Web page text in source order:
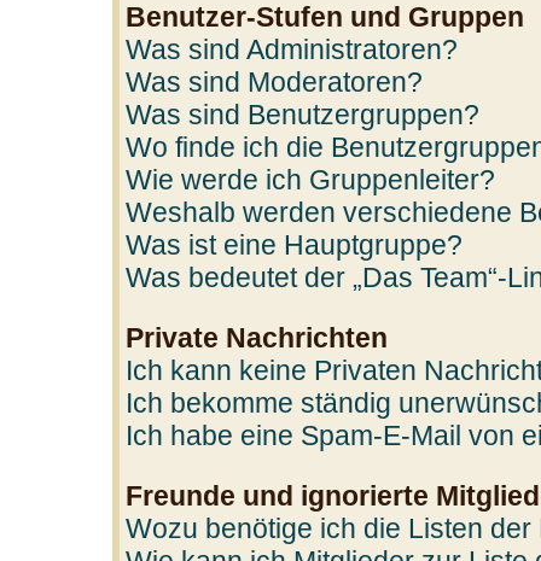
Benutzer-Stufen und Gruppen
Was sind Administratoren?
Was sind Moderatoren?
Was sind Benutzergruppen?
Wo finde ich die
Wie werde ich Gruppenleiter?
Weshalb werden verschiedene
Was ist eine Hauptgruppe?
Was bedeutet der „Das Team“-
Private Nachrichten
Ich kann keine Privaten
Ich bekomme ständig
Ich habe eine Spam-E-Mail von
Freunde und ignorierte
Wozu benötige ich die Listen